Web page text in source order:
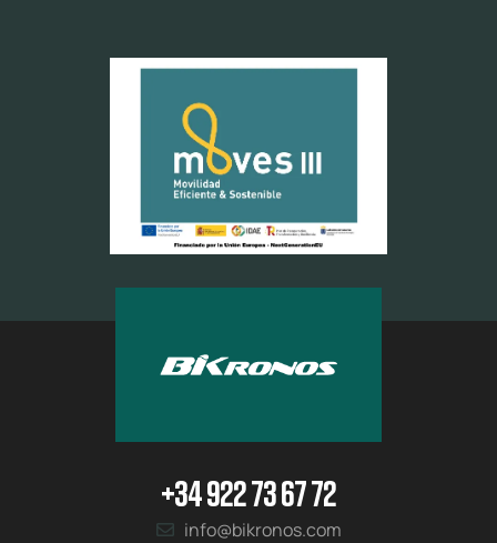
+34 922 73 67 72
info@bikronos.com